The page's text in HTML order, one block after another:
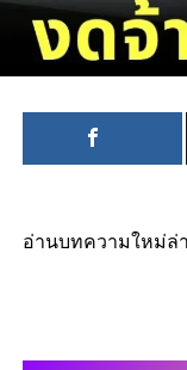
อ่านบทความใหม่ล่